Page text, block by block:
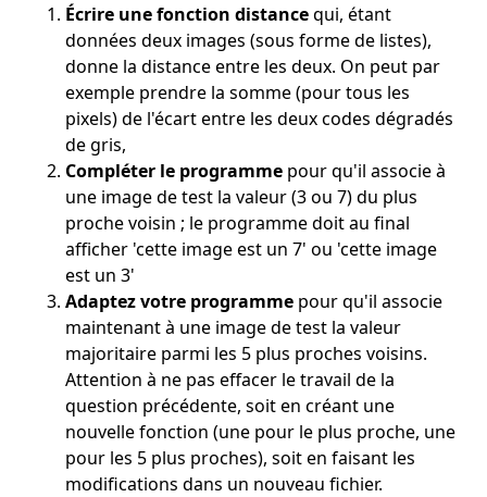
Écrire une fonction distancequi, étant
données deux images (sous forme de listes),
donne la distance entre les deux. On peut par
exemple prendre la somme (pour tous les
pixels) de l'écart entre les deux codes dégradés
de gris,
Compléter le programme pour qu'il associe à
une image de test la valeur (3 ou 7) du plus
proche voisin ; le programme doit au final
afficher 'cette image est un 7' ou 'cette image
est un 3'
Adaptez votre programme pour qu'il associe
maintenant à une image de test la valeur
majoritaire parmi les 5 plus proches voisins.
Attention à ne pas effacer le travail de la
question précédente, soit en créant une
nouvelle fonction (une pour le plus proche, une
pour les 5 plus proches), soit en faisant les
modifications dans un nouveau fichier.